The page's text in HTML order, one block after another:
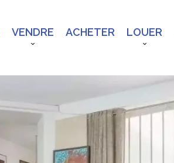
VENDRE ACHETER LOUER